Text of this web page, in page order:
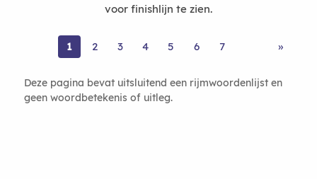
voor finishlijn te zien.
1 2 3 4 5 6 7 »
Deze pagina bevat uitsluitend een rijmwoordenlijst en
geen woordbetekenis of uitleg.